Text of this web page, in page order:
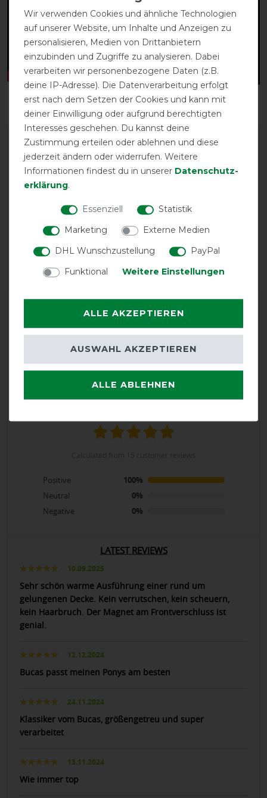
EXCELLENT
300g Pony 1200D -
15
Product Rating
4.9/5
Positive
100%
Neutral
0%
Negative
0%
LATEST REVIEWS
10.09.2025
Sehr schön warme Ausführung einer rund um
gelungenen Decke. Kein verrutschen, kein scheuern,
kein Haarbruch. Der Magnet am Frontverschluss ist
genial.
12.12.2024
Bucas passt meinen Ponys am besten
24.11.2024
Klassiker vom Bucas, größengetreu und super
verarbeitet
13.11.2024
Wie immer top
Wir verwenden Cookies und ähnliche Technologien
auf unserer Website, um Inhalte und Anzeigen zu
personalisieren, Medien von Drittanbietern
einzubinden und Zugriffe zu analysieren. Dabei
verarbeiten wir personenbezogene Daten (z.B.
deine IP-Adresse). Die Datenverarbeitung erfolgt
erst nach dem Setzen der Cookies und kann mit
deiner Einwilligung oder aufgrund berechtigten
Interesses geschehen. Du kannst deine
Zustimmung erteilen oder ablehnen und diese
jederzeit ändern oder widerrufen. Weitere
Informationen findest du in unserer Daten­schutz­
erklärung.
Essenziell
Statistik
Marketing
Externe Medien
DHL Wunschzustellung
PayPal
Funktional
Weitere Einstellungen
ALLE AKZEPTIEREN
ALLE ABLEHNEN
AUSWAHL AKZEPTIEREN